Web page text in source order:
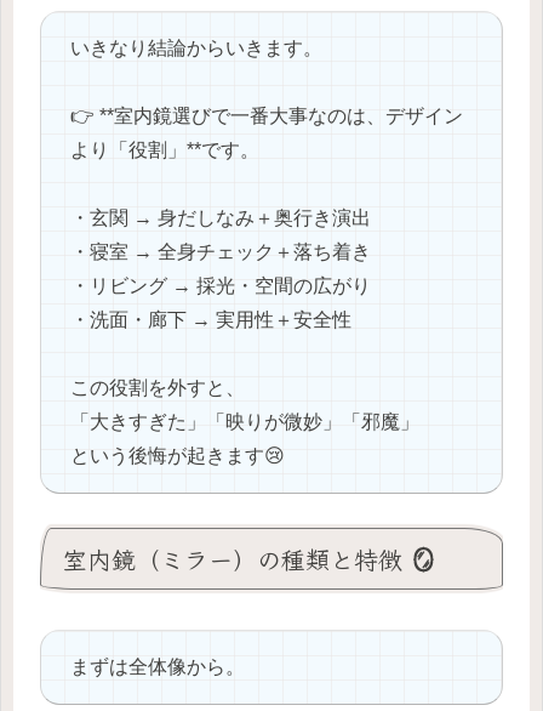
いきなり結論からいきます。
👉 **室内鏡選びで一番大事なのは、デザイン
より「役割」**です。
・玄関 → 身だしなみ＋奥行き演出
・寝室 → 全身チェック＋落ち着き
・リビング → 採光・空間の広がり
・洗面・廊下 → 実用性＋安全性
この役割を外すと、
「大きすぎた」「映りが微妙」「邪魔」
という後悔が起きます😢
室内鏡（ミラー）の種類と特徴 🪞
まずは全体像から。